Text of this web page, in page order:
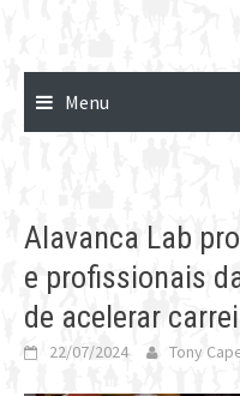
Menu
Alavanca Lab
e profissionais
de acelerar
22/07/2024 Tony